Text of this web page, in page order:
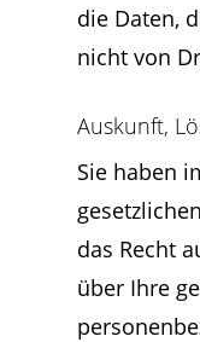
die Daten,
nicht von
Auskunft,
Sie haben
das Recht
über Ihre